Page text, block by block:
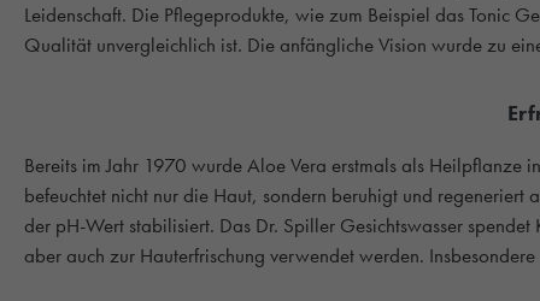
Leidenschaft. Die Pflegeprodukte, wie zum Beispiel das Tonic
Qualität unvergleichlich ist. Die anfängliche Vision wurde zu
Bereits im Jahr 1970 wurde Aloe Vera erstmals als Heilpflanze
befeuchtet nicht nur die Haut, sondern beruhigt und regeneriert
der pH-Wert stabilisiert. Das Dr. Spiller Gesichtswasser
aber auch zur Hauterfrischung verwendet werden.